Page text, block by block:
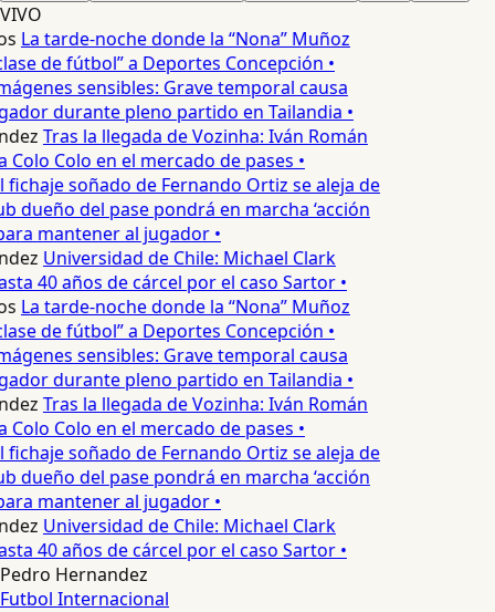
VIVO
La tarde-noche donde la “Nona” Muñoz
de fútbol” a Deportes Concepción •
sensibles: Grave temporal causa
durante pleno partido en Tailandia •
Tras la llegada de Vozinha: Iván Román
Colo en el mercado de pases •
fichaje soñado de Fernando Ortiz se aleja de
dueño del pase pondrá en marcha ‘acción
mantener al jugador •
Universidad de Chile: Michael Clark
40 años de cárcel por el caso Sartor •
La tarde-noche donde la “Nona” Muñoz
de fútbol” a Deportes Concepción •
sensibles: Grave temporal causa
durante pleno partido en Tailandia •
Tras la llegada de Vozinha: Iván Román
Colo en el mercado de pases •
fichaje soñado de Fernando Ortiz se aleja de
dueño del pase pondrá en marcha ‘acción
mantener al jugador •
Universidad de Chile: Michael Clark
40 años de cárcel por el caso Sartor •
Pedro Hernandez
Futbol Internacional